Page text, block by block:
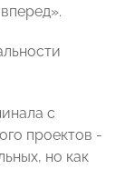
с
проектов -
но как